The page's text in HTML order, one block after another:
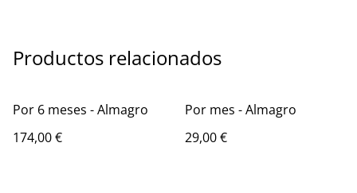
Productos relacionados
Por 6 meses - Almagro
174,00 €
Por mes - Almagro
29,00 €